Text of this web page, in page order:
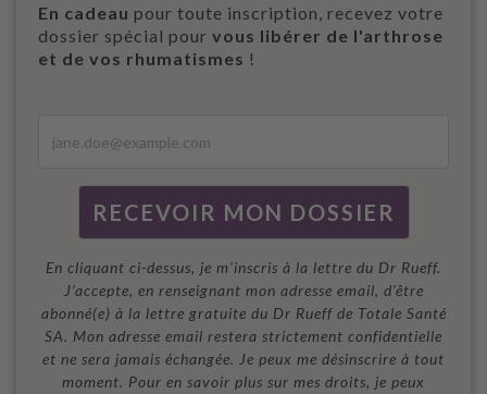
En cadeau pour toute inscription, recevez votre
dossier spécial pour vous libérer de l'arthrose
et de vos rhumatismes !
En cliquant ci-dessus, je m'inscris à la lettre du Dr Rueff.
J’accepte, en renseignant mon adresse email, d’être
abonné(e) à la lettre gratuite du Dr Rueff de Totale Santé
SA. Mon adresse email restera strictement confidentielle
et ne sera jamais échangée. Je peux me désinscrire à tout
moment. Pour en savoir plus sur mes droits, je peux